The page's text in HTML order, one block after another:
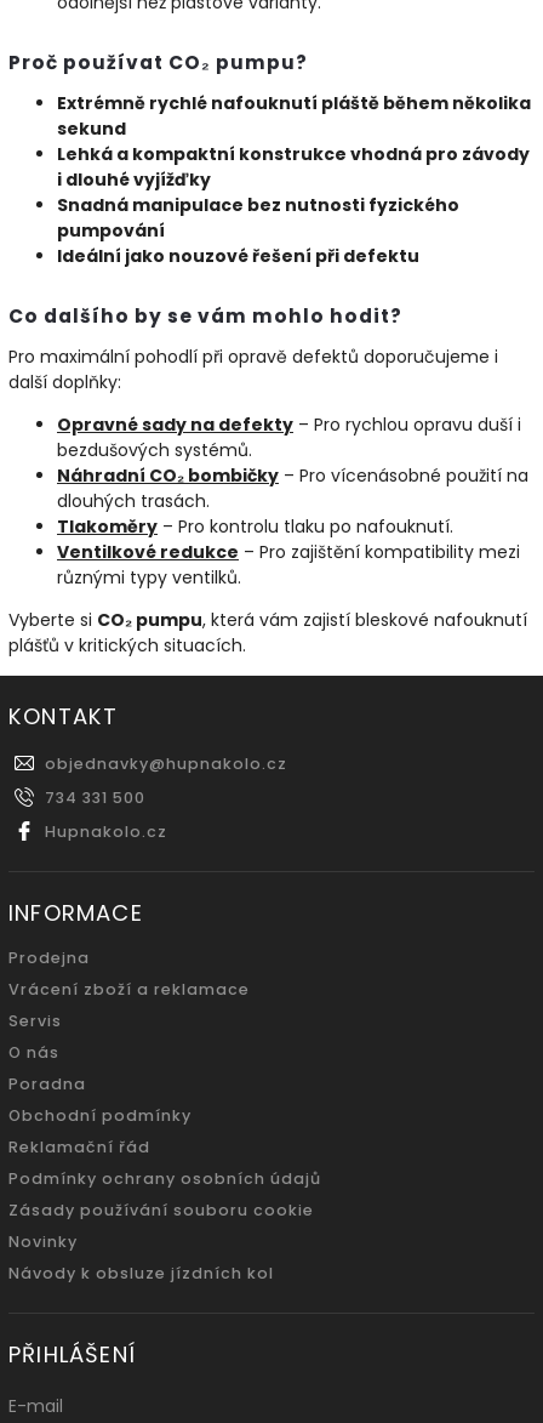
Proč používat CO₂ pumpu?
Extrémně rychlé nafouknutí pláště během několika
sekund
Lehká a kompaktní konstrukce vhodná pro závody
i dlouhé vyjížďky
Snadná manipulace bez nutnosti fyzického
pumpování
Ideální jako nouzové řešení při defektu
Co dalšího by se vám mohlo hodit?
Pro maximální pohodlí při opravě defektů doporučujeme i
další doplňky:
Opravnésady na defekty – Pro rychlou opravu duší i
bezdušových systémů.
Náhradní CO₂ bombičky – Pro vícenásobné použití na
dlouhých trasách.
Tlakoměry – Pro kontrolu tlaku po nafouknutí.
Ventilkové redukce – Pro zajištění kompatibility mezi
různými typy ventilků.
Vyberte si CO₂ pumpu, která vám zajistí bleskové nafouknutí
plášťů v kritických situacích.
KONTAKT
objednavky@hupnakolo.cz
734 331 500
Hupnakolo.cz
INFORMACE
Prodejna
Vrácení zboží a reklamace
Servis
O nás
Poradna
Obchodní podmínky
Reklamační řád
Podmínky ochrany osobních údajů
Zásady používání souboru cookie
Novinky
Návody k obsluze jízdních kol
PŘIHLÁŠENÍ
E-mail